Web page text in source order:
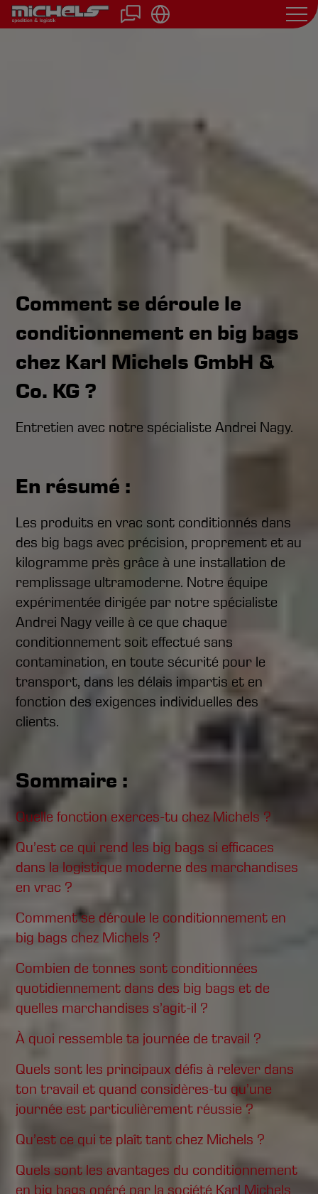
Aller
au
Comment se déroule le
conditionnement en big bags
chez Karl Michels GmbH &
Co. KG ?
Entretien avec notre spécialiste Andrei Nagy.
En résumé :
Les produits en vrac sont conditionnés dans
des big bags avec précision, proprement et au
kilogramme près grâce à une installation de
remplissage ultramoderne. Notre équipe
expérimentée dirigée par notre spécialiste
Andrei Nagy veille à ce que chaque
conditionnement soit effectué sans
contamination, en toute sécurité pour le
transport, dans les délais impartis et en
fonction des exigences individuelles des
clients.
Sommaire :
Quelle fonction exerces-tu chez Michels ?
Qu’est ce qui rend les big bags si efficaces
dans la logistique moderne des marchandises
en vrac ?
Comment se déroule le conditionnement en
big bags chez Michels ?
Combien de tonnes sont conditionnées
quotidiennement dans des big bags et de
quelles marchandises s’agit-il ?
À quoi ressemble ta journée de travail ?
Quels sont les principaux défis à relever dans
ton travail et quand considères-tu qu’une
journée est particulièrement réussie ?
Qu’est ce qui te plaît tant chez Michels ?
Quels sont les avantages du conditionnement
en big bags opéré par la société Karl Michels